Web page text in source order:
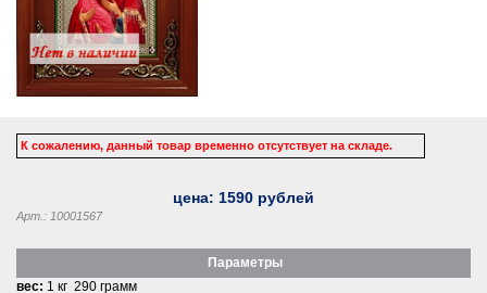
К сожалению, данный товар временно отсутствует на складе.
цена: 1590 рублей
Арт.: 10001567
Параметры
вес: 1 кг 290 грамм